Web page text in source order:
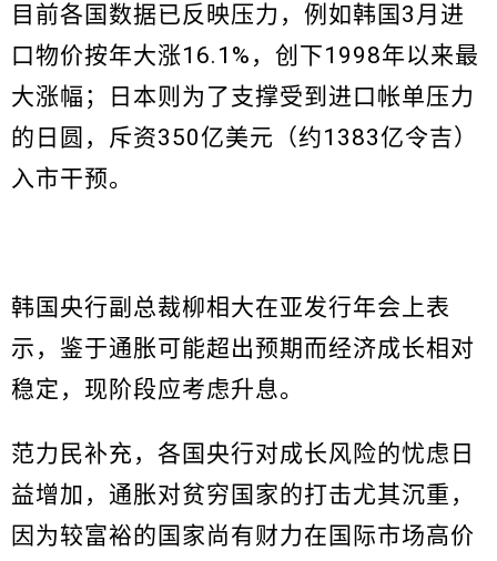
目前各国数据已反映压力，例如韩国3月进
口物价按年大涨16.1%，创下1998年以来最
大涨幅；日本则为了支撑受到进口帐单压力
的日圆，斥资350亿美元（约1383亿令吉）
入市干预。
韩国央行副总裁柳相大在亚发行年会上表
示，鉴于通胀可能超出预期而经济成长相对
稳定，现阶段应考虑升息。
范力民补充，各国央行对成长风险的忧虑日
益增加，通胀对贫穷国家的打击尤其沉重，
因为较富裕的国家尚有财力在国际市场高价